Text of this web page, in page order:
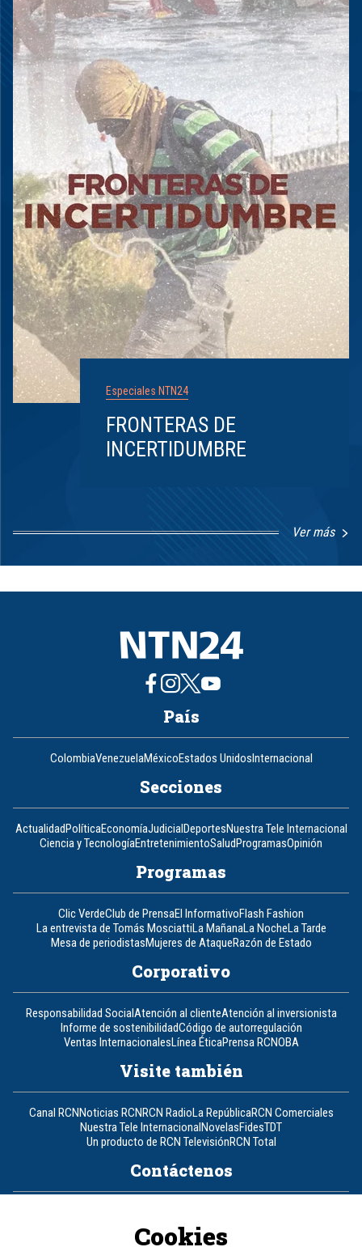
Especiales NTN24
FRONTERAS DE
INCERTIDUMBRE
Ver más
1
8
País
ColombiaVenezuelaMéxicoEstados UnidosInternacional
Secciones
ActualidadPolíticaEconomíaJudicialDeportesNuestra Tele Internacional
Ciencia y TecnologíaEntretenimientoSaludProgramasOpinión
Programas
Clic VerdeClub de PrensaEl InformativoFlash Fashion
La entrevista de Tomás MosciattiLa MañanaLa NocheLa Tarde
Mesa de periodistasMujeres de AtaqueRazón de Estado
Corporativo
Responsabilidad SocialAtención al clienteAtención al inversionista
Informe de sostenibilidadCódigo de autorregulación
Ventas InternacionalesLínea ÉticaPrensa RCNOBA
Visite también
Canal RCNNoticias RCNRCN RadioLa RepúblicaRCN Comerciales
Nuestra Tele InternacionalNovelasFidesTDT
Un producto de RCN TelevisiónRCN Total
Contáctenos
Cookies